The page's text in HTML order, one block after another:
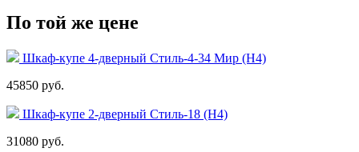
По той же цене
Шкаф-купе 4-дверный Стиль-4-34 Мир (Н4)
45850 руб.
Шкаф-купе 2-дверный Стиль-18 (Н4)
31080 руб.